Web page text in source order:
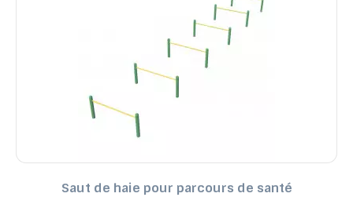
Saut de haie pour parcours de santé